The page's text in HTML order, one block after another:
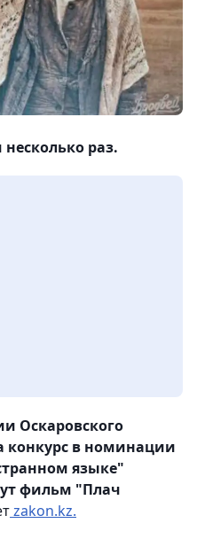
раз.
Оскаровского
конкурс в номинации
языке"
фильм "Плач
zakon.kz.